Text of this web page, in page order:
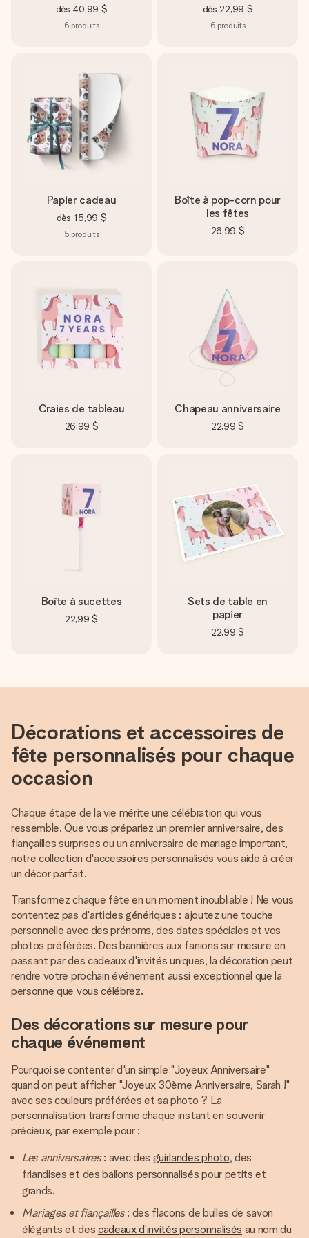
Créez quelque chose d’unique en quelques étapes – avec
son prénom, votre photo ou un message qui touche le cœur.
Sans complications, juste tout l’amour pour le moment idéal.
dès 40,99 $
6 produits
dès 22,99 $
6 produits
Papier cadeau
dès 15,99 $
5 produits
Boîte à pop-corn pour
les fêtes
26,99 $
Craies de tableau
26,99 $
Chapeau anniversaire
22,99 $
Boîte à sucettes
22,99 $
Sets de table en
papier
22,99 $
Décorations et accessoires de
fête personnalisés pour chaque
occasion
Chaque étape de la vie mérite une célébration qui vous
ressemble. Que vous prépariez un premier anniversaire, des
fiançailles surprises ou un anniversaire de mariage important,
notre collection d'accessoires personnalisés vous aide à créer
un décor parfait.
Transformez chaque fête en un moment inoubliable ! Ne vous
contentez pas d'articles génériques : ajoutez une touche
personnelle avec des prénoms, des dates spéciales et vos
photos préférées. Des bannières aux fanions sur mesure en
passant par des cadeaux d'invités uniques, la décoration peut
rendre votre prochain événement aussi exceptionnel que la
personne que vous célébrez.
Des décorations sur mesure pour
chaque événement
Pourquoi se contenter d'un simple "Joyeux Anniversaire"
quand on peut afficher "Joyeux 30ème Anniversaire, Sarah !"
avec ses couleurs préférées et sa photo ? La
personnalisation transforme chaque instant en souvenir
précieux, par exemple pour :
Les anniversaires: avec des guirlandes photo, des
friandises et des ballons personnalisés pour petits et
grands.
Mariages et fiançailles: des flacons de bulles de savon
élégants et des cadeaux d’invités personnalisés au nom du